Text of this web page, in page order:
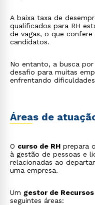
A baixa taxa de
qualificados para RH
de vagas, o que
candidatos.
No entanto, a busca
desafio para muitas
enfrentando
Áreas de
O curso de RH prepara
à gestão de pessoas e
relacionadas ao
uma empresa.
Um gestor de Recursos
seguintes áreas: